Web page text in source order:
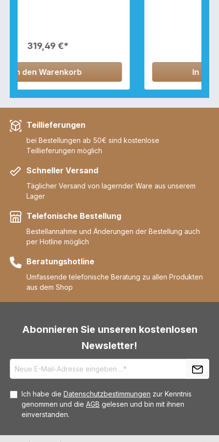
In den Warenkorb
Teillieferungen
bei Bestellungen ab 50€ sind kostenlose
Teillieferungen möglich
Schneller Versand
Täglicher Versand von lagernder Ware aus unserem
Lager
Telefonische Bestellung
Bestellannahme und Änderungen der Bestellung auch
per Hotline möglich
Beratungshotline
Umfassende telefonische Beratung zu allen Produkten
aus dem Shop
Abonnieren Sie unseren kostenlosen
Newsletter!
Ich habe die Datenschutzbestimmungen zur Kenntnis
genommen und die AGB gelesen und bin mit ihnen
einverstanden.